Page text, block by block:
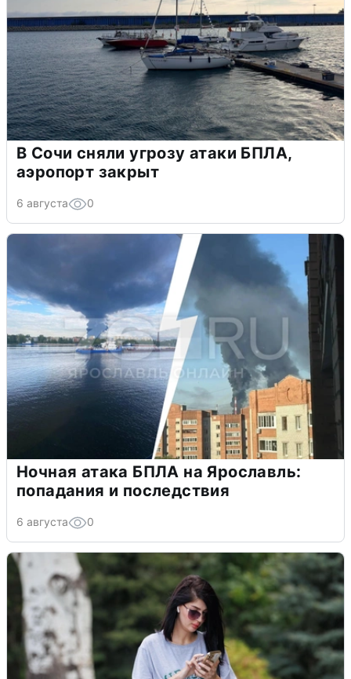
В Сочи сняли угрозу атаки БПЛА,
аэропорт закрыт
6 августа 0
Ночная атака БПЛА на Ярославль:
попадания и последствия
6 августа 0